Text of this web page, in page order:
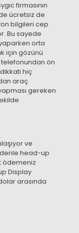
firmasının
ücretsiz de
bilgileri cep
Bu sayede
orta
için gözünü
telefonundan ön
hiç
araç
gereken
ve
head-up
ödemeniz
Display
arasında